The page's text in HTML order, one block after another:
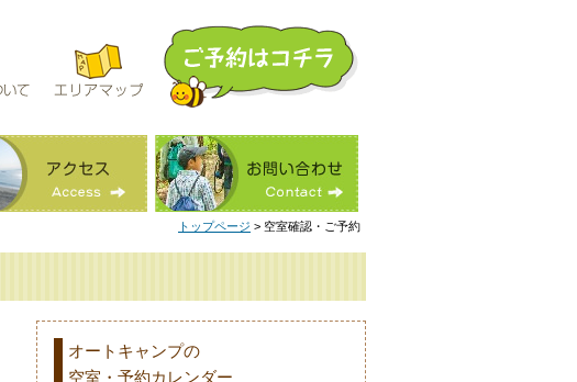
トップページ > 空室確認・ご予約
オートキャンプの
空室・予約カレンダー